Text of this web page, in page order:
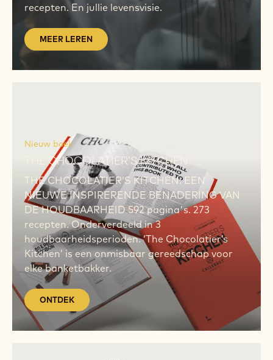
recepten. En jullie levensvisie.
MEER LEREN
Nieuw boek
THE CHOCOLATIER'S KITCHEN
THE CHOCOLATIER’S KITCHEN: EEN
NIEUWE INSPIRERENDE BENADERING VAN
DE HOUDBAARHEID 592 pagina's. 273
recepten. Onderverdeeld in 3
houdbaarheidsperioden. ‘The Chocolatier’s
Kitchen’ is een onmisbaar gereedschap voor
elke banketbakker.
ONTDEK